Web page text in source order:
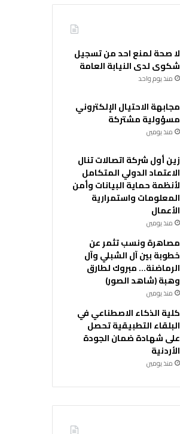
لا صحة لمنع احد من تسجيل
شكوى لدى النيابة العامة
منذ يوم واحد
مجابهة الاحتيال الإلكتروني
مسؤولية مشتركة
منذ يومين
زين أول شركة اتصالات تنال
الاعتماد الدولي المتكامل
لأنظمة حماية البيانات وأمن
المعلومات واستمرارية
الأعمال
منذ يومين
مصاهرة ونسب تثمر عن
خطوبة بين آل الشبلي وآل
الرماضنة… مبروك لطارق
وهبة (شاهد الصور)
منذ يومين
كلية الذكاء الاصطناعي في
البلقاء التطبيقية تحصل
على شهادة ضمان الجودة
الأردنية
منذ يومين